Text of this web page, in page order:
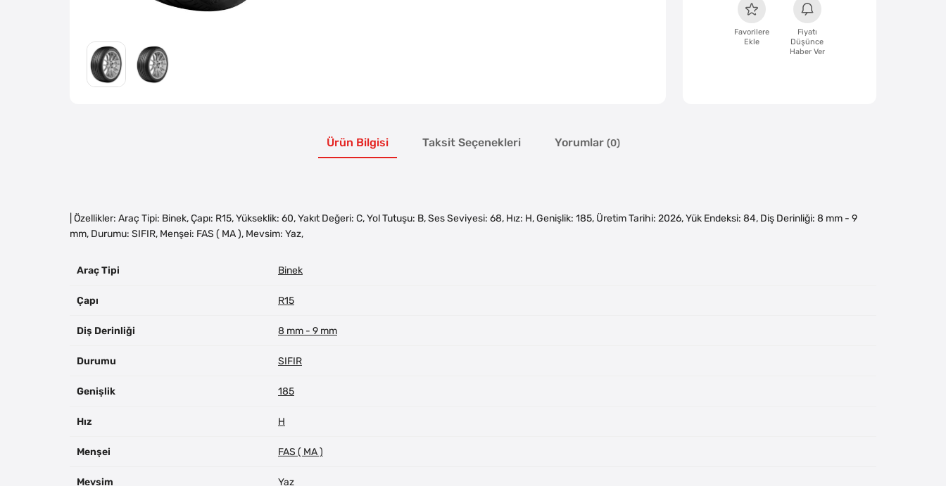
Favorilere
Ekle
Fiyatı
Düşünce
Haber Ver
Ürün Bilgisi Taksit Seçenekleri Yorumlar (0)
| Özellikler: Araç Tipi: Binek, Çapı: R15, Yükseklik: 60, Yakıt Değeri: C, Yol Tutuşu: B, Ses Seviyesi: 68, Hız: H, Genişlik: 185, Üretim Tarihi: 2026, Yük Endeksi: 84, Diş Derinliği: 8 mm - 9
mm, Durumu: SIFIR, Menşei: FAS ( MA ), Mevsim: Yaz,
Araç Tipi Binek
Çapı R15
Diş Derinliği 8 mm - 9 mm
Durumu SIFIR
Genişlik 185
Hız H
Menşei FAS ( MA )
Mevsim Yaz